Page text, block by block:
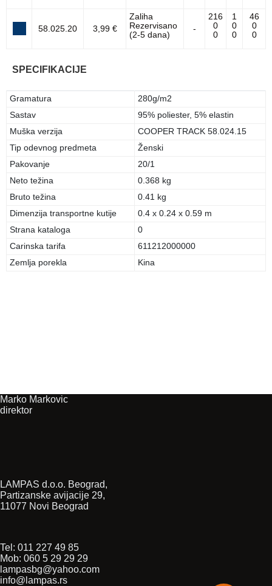
58.025.20 3,99 €
Zaliha
Rezervisano
(2-5 dana)
-
216
0
0
1
0
0
46
0
0
SPECIFIKACIJE
Gramatura
280g/m2
Sastav
95% poliester, 5% elastin
Muška verzija
COOPER TRACK 58.024.15
Tip odevnog predmeta
Ženski
Pakovanje
20/1
Neto težina
0.368 kg
Bruto težina
0.41 kg
Dimenzija transportne kutije
0.4 x 0.24 x 0.59 m
Strana kataloga
0
Carinska tarifa
611212000000
Zemlja porekla
Kina
Marko Markovic
direktor
LAMPAS d.o.o. Beograd,
Partizanske avijacije 29,
11077 Novi Beograd
Tel: 011 227 49 85
Mob: 060 5 29 29 29
lampasbg@yahoo.com
info@lampas.rs